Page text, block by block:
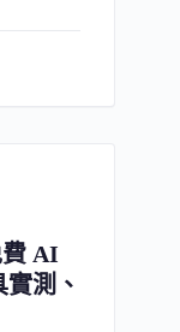
費 AI
測、